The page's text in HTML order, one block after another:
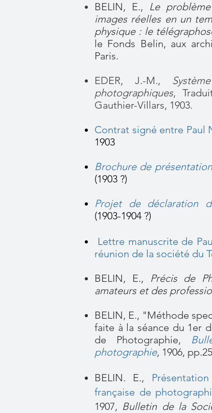
BELIN, E., Le
images réelles en un
physique : le
le Fonds Belin, aux
Paris.
EDER, J.-M.,
photographiques,
Gauthier-Villars, 1903.
Contrat signé entre Paul
1903
Brochure de
(1903 ?)
Projet de déclaration
(1903-1904 ?)
Lettre manuscrite de
réunion de la société du
BELIN, E.,
Précis de
amateurs et des
BELIN, E., "Méthode
faite à la séance du 1er
de Photographie,
photographie, 1906,
BELIN. E.,
française de
1907, Bulletin de la